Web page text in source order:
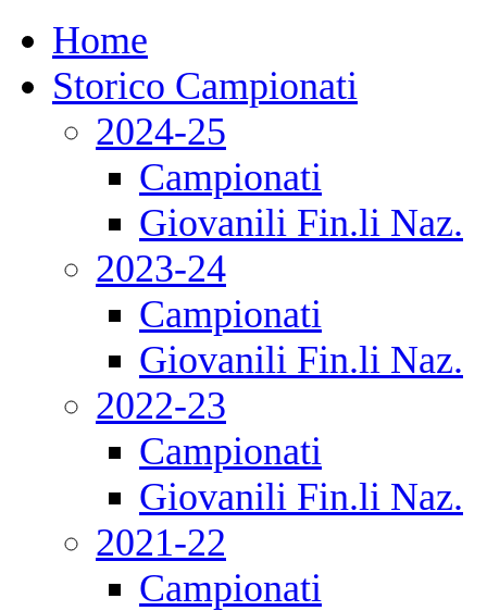
Home
Storico Campionati
2024-25
Campionati
Giovanili Fin.li Naz.
2023-24
Campionati
Giovanili Fin.li Naz.
2022-23
Campionati
Giovanili Fin.li Naz.
2021-22
Campionati